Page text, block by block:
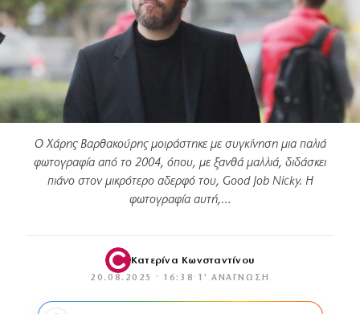
Ο Χάρης Βαρθακούρης μοιράστηκε με συγκίνηση μια παλιά
φωτογραφία από το 2004, όπου, με ξανθά μαλλιά, διδάσκει
πιάνο στον μικρότερο αδερφό του, Good Job Nicky. Η
φωτογραφία αυτή,…
Κατερίνα Κωνσταντίνου
20.08.2025 · 16:38 · 1′ ΑΝΆΓΝΩΣΗ